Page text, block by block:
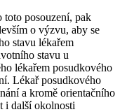
toto posouzení, pak
o výzvu, aby se
stavu lékařem
stavu u
lékařem posudkového
Lékař posudkového
a kromě orientačního
i další okolnosti